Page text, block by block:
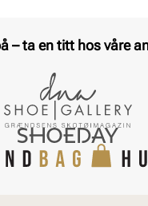
– ta en titt hos våre